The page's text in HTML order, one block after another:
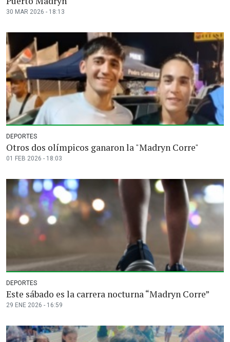
30 MAR 2026 - 18:13
DEPORTES
Otros dos olímpicos ganaron la "Madryn Corre"
01 FEB 2026 - 18:03
DEPORTES
Este sábado es la carrera nocturna “Madryn Corre”
29 ENE 2026 - 16:59